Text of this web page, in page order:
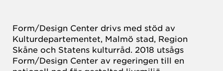
Form/Design Center drivs med stöd av
Kulturdepartementet, Malmö stad, Region
Skåne och Statens kulturråd. 2018 utsågs
Form/Design Center av regeringen till en